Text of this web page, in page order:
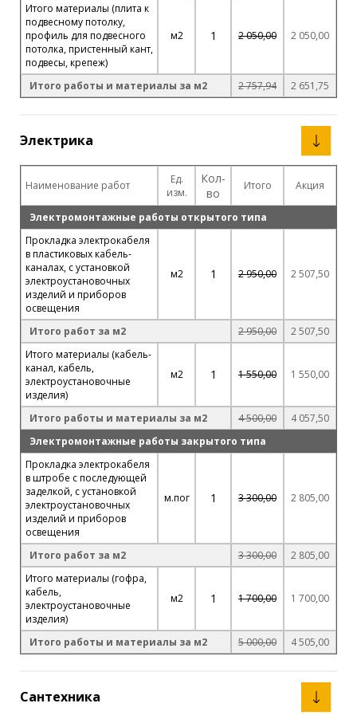
Итого материалы (плита к
подвесному потолку,
профиль для подвесного
потолка, пристенный кант,
подвесы, крепеж)
м2 1 2 050,00 2 050,00
Итого работы и материалы за м2 2 757,94 2 651,75
Электрика
Наименование работ
Ед.
изм.
Кол-
во
Итого Акция
Электромонтажные работы открытого типа
Прокладка электрокабеля
в пластиковых кабель-
каналах, с установкой
электроустановочных
изделий и приборов
освещения
м2 1 2 950,00 2 507,50
Итого работ за м2 2 950,00
2 507,50
Итого материалы (кабель-
канал, кабель,
электроустановочные
изделия)
м2 1 1 550,00 1 550,00
Итого работы и материалы за м2 4 500,00
4 057,50
Электромонтажные работы закрытого типа
Прокладка электрокабеля
в штробе с последующей
заделкой, с установкой
электроустановочных
изделий и приборов
освещения
м.пог 1 3 300,00 2 805,00
Итого работ за м2 3 300,00
2 805,00
Итого материалы (гофра,
кабель,
электроустановочные
изделия)
м2 1 1 700,00 1 700,00
Итого работы и материалы за м2 5 000,00 4 505,00
Сантехника